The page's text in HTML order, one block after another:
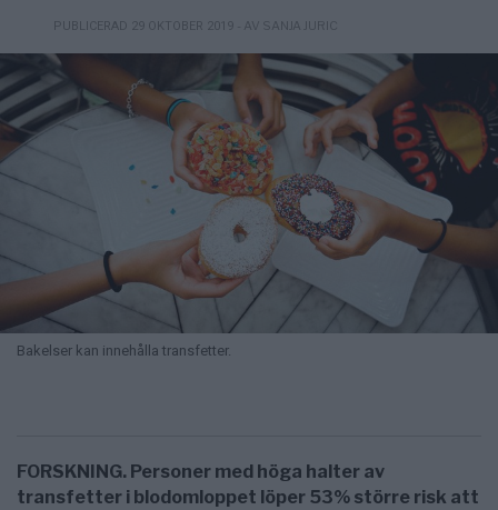
PUBLICERAD 29 OKTOBER 2019 - AV SANJA JURIC
Bakelser kan innehålla transfetter.
FORSKNING. Personer med höga halter av
transfetter i blodomloppet löper 53% större risk att